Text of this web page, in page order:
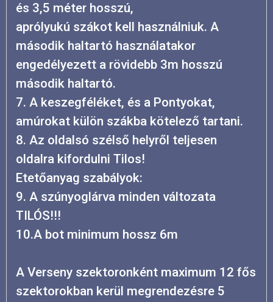
és 3,5 méter hosszú,
aprólyukú szákot kell használniuk. A
második haltartó használatakor
engedélyezett a rövidebb 3m hosszú
második haltartó.
7. A keszegféléket, és a Pontyokat,
amúrokat külön szákba kötelező tartani.
8. Az oldalsó szélső helyről teljesen
oldalra kifordulni Tilos!
Etetőanyag szabályok:
9. A szúnyoglárva minden változata
TILÓS!!!
10.A bot minimum hossz 6m
A Verseny szektoronként maximum 12 fős
szektorokban kerül megrendezésre 5